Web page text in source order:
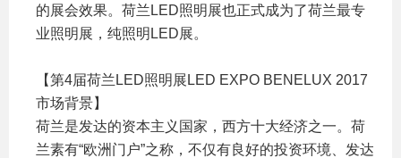
的展会效果。荷兰LED照明展也正式成为了荷兰最专
业照明展，纯照明LED展。
【第4届荷兰LED照明展LED EXPO BENELUX 2017
市场背景】
荷兰是发达的资本主义国家，西方十大经济之一。荷
兰素有“欧洲门户”之称，不仅有良好的投资环境、发达